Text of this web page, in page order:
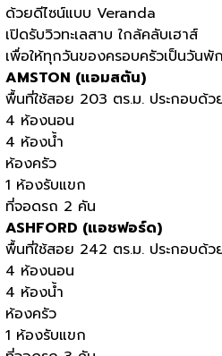
ด้วยดีไซน์แบบ Veranda
เปิดรับวิวทะเลสาบ ใกล้คลับเฮาส์
เพื่อให้ทุกวันของครอบครัวเป็นวัน
AMSTON (แอมสตัน)
พื้นที่ใช้สอย 203 ตร.ม. ประกอบด้ว
4 ห้องนอน
4 ห้องน้ำ
ห้องครัว
1 ห้องรับแขก
ที่จอดรถ 2 คัน
ASHFORD (แอชฟอร์ด)
พื้นที่ใช้สอย 242 ตร.ม. ประกอบด้ว
4 ห้องนอน
4 ห้องน้ำ
ห้องครัว
1 ห้องรับแขก